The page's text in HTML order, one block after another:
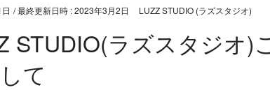
/ 最終更新日時 :2023年3月2日 LUZZ STUDIO (ラズスタジオ)
STUDIO(ラズスタジオ)
て